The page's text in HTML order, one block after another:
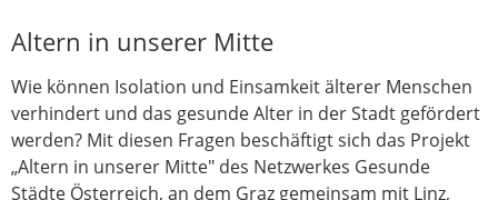
Altern in unserer Mitte
Wie können Isolation und Einsamkeit älterer Menschen
verhindert und das gesunde Alter in der Stadt gefördert
werden? Mit diesen Fragen beschäftigt sich das Projekt
„Altern in unserer Mitte" des Netzwerkes Gesunde
Städte Österreich, an dem Graz gemeinsam mit Linz,